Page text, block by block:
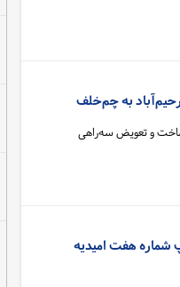
به چم‌خلف
ساخت و تعویض سه‌راهی
شماره هفت امیدیه